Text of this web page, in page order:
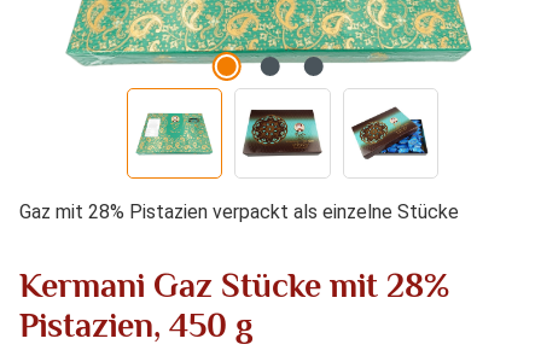
Gaz mit 28% Pistazien verpackt als einzelne Stücke
Kermani Gaz Stücke mit 28%
Pistazien, 450 g